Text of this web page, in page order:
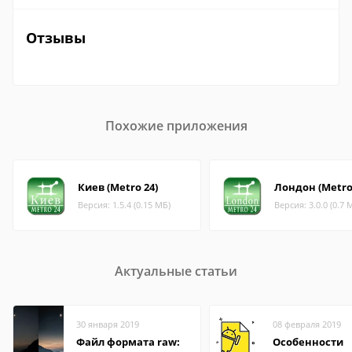
Отзывы
Похожие приложения
Киев (Metro 24)
Версия: 1.5.4 (0.15 МБ)
Лондон (Metro
Версия: 3.0.0 (0.7
Актуальные статьи
30 января 2019
Файл формата raw:
08 февраля 2019
Особенности